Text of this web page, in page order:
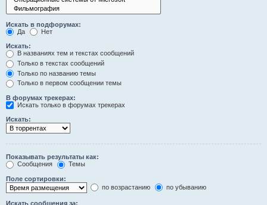
Искать в подфорумах:
Да
Нет
Искать:
В названиях тем и текстах сообщений
Только в текстах сообщений
Только по названию темы
Только в первом сообщении темы
В форумах трекерах:
Искать только в форумах трекерах
Искать:
Показывать результаты как:
Сообщения
Темы
Поле сортировки:
по возрастанию
по убыванию
Искать сообщения за: